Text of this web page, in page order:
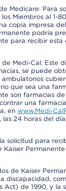
Medicare: Para
los Miembros al 1-
copia impresa
podría
para recibir esta
de Medi-Cal: Este
se puede
ambulatorios
que sea una
son farmacias
una
en www.Medi-
las 24 horas del
solicitud para
Kaiser
de Kaiser
discapacidad,
Act) de 1990, y la